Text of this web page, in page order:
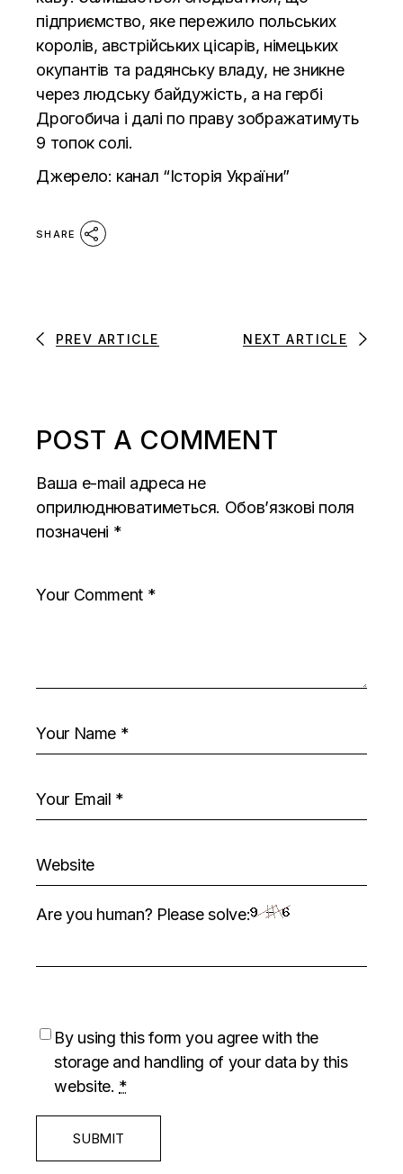
підприємство, яке пережило польських
королів, австрійських цісарів, німецьких
окупантів та радянську владу, не зникне
через людську байдужість, а на гербі
Дрогобича і далі по праву зображатимуть
9 топок солі.
Джерело: канал “Історія України”
SHARE
PREV ARTICLE NEXT ARTICLE
POST A COMMENT
Ваша e-mail адреса не
оприлюднюватиметься. Обов’язкові поля
позначені *
Are you human? Please solve:
By using this form you agree with the
storage and handling of your data by this
website. *
SUBMIT